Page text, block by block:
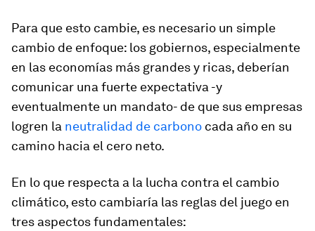
Para que esto cambie, es necesario un simple
cambio de enfoque: los gobiernos, especialmente
en las economías más grandes y ricas, deberían
comunicar una fuerte expectativa -y
eventualmente un mandato- de que sus empresas
logren la neutralidad de carbono cada año en su
camino hacia el cero neto.
En lo que respecta a la lucha contra el cambio
climático, esto cambiaría las reglas del juego en
tres aspectos fundamentales: